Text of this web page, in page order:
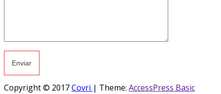
Copyright © 2017Covri | Theme: AccessPress Basic